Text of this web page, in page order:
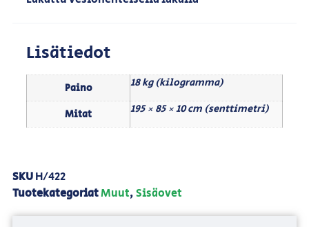
Lisätiedot
Paino 18 kg (kilogramma)
Mitat 195 × 85 × 10 cm (senttimetri)
SKUH/422
TuotekategoriatMuut,Sisäovet